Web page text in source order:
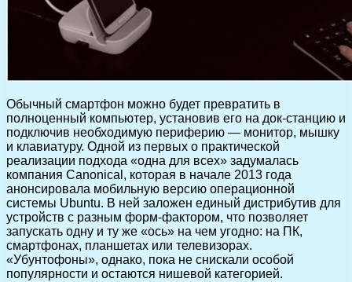
Обычный смартфон можно будет превратить в
полноценный компьютер, установив его на док-станцию и
подключив необходимую периферию — монитор, мышку
и клавиатуру. Одной из первых о практической
реализации подхода «одна для всех» задумалась
компания Canonical, которая в начале 2013 года
анонсировала мобильную версию операционной
системы Ubuntu. В ней заложен единый дистрибутив для
устройств с разным форм-фактором, что позволяет
запускать одну и ту же «ось» на чем угодно: на ПК,
смартфонах, планшетах или телевизорах.
«Убунтофоны», однако, пока не снискали особой
популярности и остаются нишевой категорией.